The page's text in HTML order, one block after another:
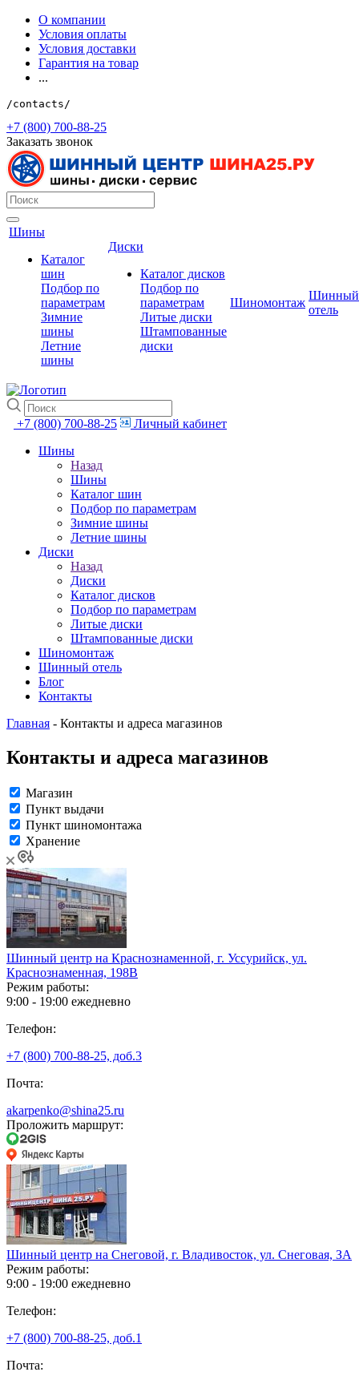
О компании
Условия оплаты
Условия доставки
Гарантия на товар
...
/contacts/
+7 (800) 700-88-25
Заказать звонок
Шины
Каталог
шин
Подбор по
параметрам
Зимние
шины
Летние
шины
Диски
Каталог дисков
Подбор по
параметрам
Литые диски
Штампованные
диски
Шиномонтаж
Шинный
отель
+7 (800) 700-88-25
Личный кабинет
Шины
Назад
Шины
Каталог шин
Подбор по параметрам
Зимние шины
Летние шины
Диски
Назад
Диски
Каталог дисков
Подбор по параметрам
Литые диски
Штампованные диски
Шиномонтаж
Шинный отель
Блог
Контакты
Главная - Контакты и адреса магазинов
Контакты и адреса магазинов
Магазин
Пункт выдачи
Пункт шиномонтажа
Хранение
Шинный центр на Краснознаменной, г. Уссурийск, ул.
Краснознаменная, 198В
Режим работы:
9:00 - 19:00 ежедневно
Телефон:
+7 (800) 700-88-25, доб.3
Почта:
akarpenko@shina25.ru
Проложить маршрут:
Шинный центр на Снеговой, г. Владивосток, ул. Снеговая, ЗА
Режим работы:
9:00 - 19:00 ежедневно
Телефон:
+7 (800) 700-88-25, доб.1
Почта: